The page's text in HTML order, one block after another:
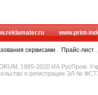
www.print-
сервисами . Прайс-лист .
1995-2020 ИА РусПром.
о регистрации ЭЛ №